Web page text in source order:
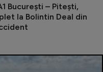
București – Pitești,
la Bolintin Deal din